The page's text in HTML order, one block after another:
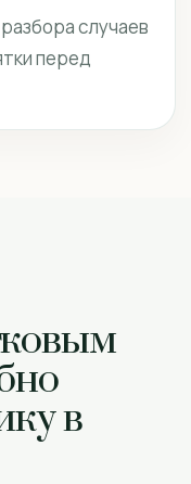
случаев
перед
в